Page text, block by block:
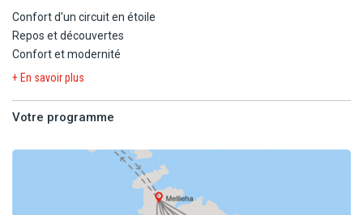
Confort d'un circuit en étoile
Repos et découvertes
Confort et modernité
+ En savoir plus
Votre programme